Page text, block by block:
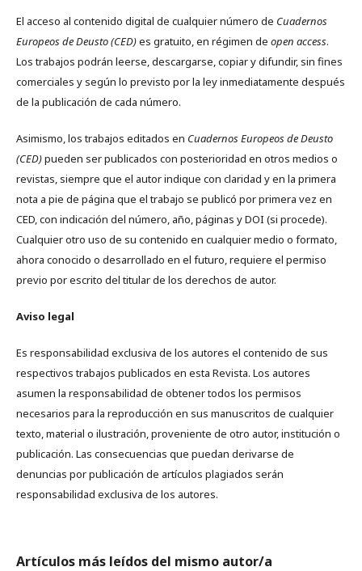
El acceso al contenido digital de cualquier número de Cuadernos
Europeos de Deusto (CED)es gratuito, en régimen de open access.
Los trabajos podrán leerse, descargarse, copiar y difundir, sin fines
comerciales y según lo previsto por la ley inmediatamente después
de la publicación de cada número.
Asimismo, los trabajos editados en Cuadernos Europeos de Deusto
(CED)pueden ser publicados con posterioridad en otros medios o
revistas, siempre que el autor indique con claridad y en la primera
nota a pie de página que el trabajo se publicó por primera vez en
CED, con indicación del número, año, páginas y DOI (si procede).
Cualquier otro uso de su contenido en cualquier medio o formato,
ahora conocido o desarrollado en el futuro, requiere el permiso
previo por escrito del titular de los derechos de autor.
Aviso legal
Es responsabilidad exclusiva de los autores el contenido de sus
respectivos trabajos publicados en esta Revista. Los autores
asumen la responsabilidad de obtener todos los permisos
necesarios para la reproducción en sus manuscritos de cualquier
texto, material o ilustración, proveniente de otro autor, institución o
publicación. Las consecuencias que puedan derivarse de
denuncias por publicación de artículos plagiados serán
responsabilidad exclusiva de los autores.
Artículos más leídos del mismo autor/a